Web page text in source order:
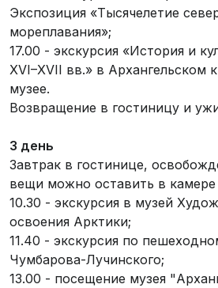
Экспозиция «Тысячелетие
мореплавания»;
17.00 - экскурсия «История и
XVI–XVII вв.» в Архангельском
музее.
Возвращение в гостиницу и
3 день
Завтрак в гостинице,
вещи можно оставить в камере
10.30 - экскурсия в музей
освоения Арктики;
11.40 - экскурсия по
Чумбарова-Лучинского;
13.00 - посещение музея